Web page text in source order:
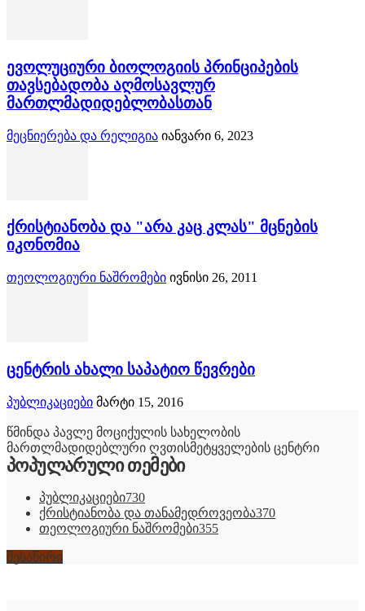
ევოლუციური ბიოლოგიის პრინციპების
თავსებადობა აღმოსავლურ
მართლმადიდებლობასთან
მეცნიერება და რელიგია იანვარი 6, 2023
ქრისტიანობა და "არა კაც კლას" მცნების
იკონომია
თეოლოგიური ნაშრომები ივნისი 26, 2011
ცენტრის ახალი საპატიო წევრები
პუბლიკაციები მარტი 15, 2016
წმინდა პავლე მოციქულის სახელობის
მართლმადიდებლური ღვთისმეტყველების ცენტრი
პოპულარული თემები
პუბლიკაციები730
ქრისტიანობა და თანამედროვეობა370
თეოლოგიური ნაშრომები355
შესაწირი